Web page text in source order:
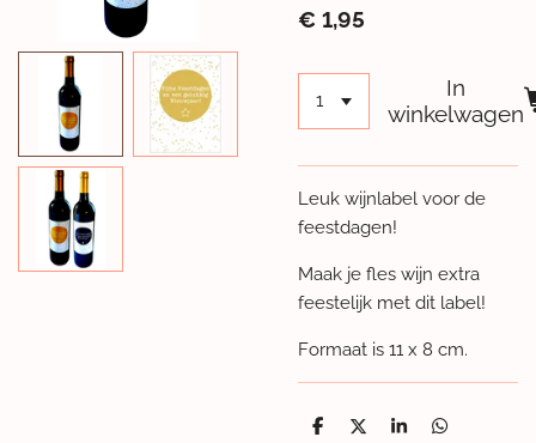
€ 1,95
In
winkelwagen
Leuk wijnlabel voor de
feestdagen!
Maak je fles wijn extra
feestelijk met dit label!
Formaat is 11 x 8 cm.
D
D
S
D